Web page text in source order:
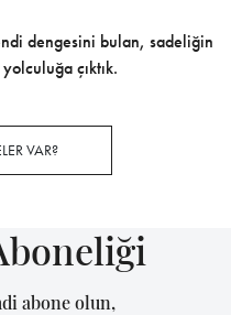
dengesini bulan, sadeliğin
çıktık.
VAR?
abone olun,